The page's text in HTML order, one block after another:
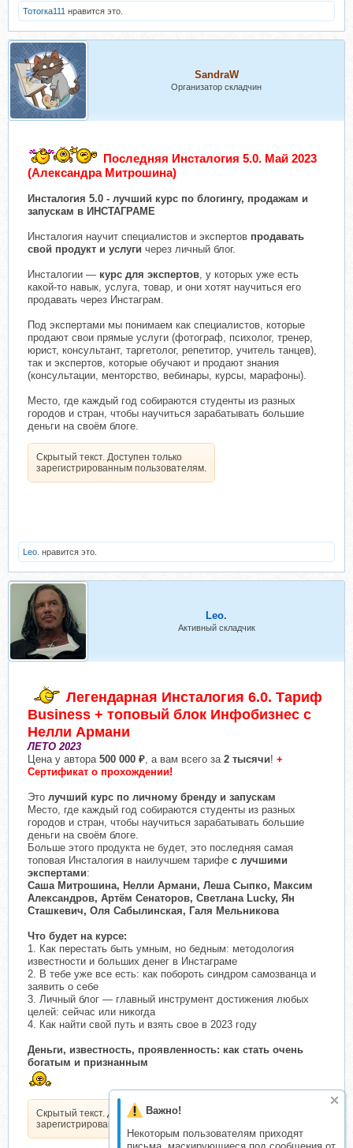
Важно!
Некоторым пользователям приходят
Тотогка111 нравится это.
SandraW
Организатор складчин
Последняя Инсталогия 5.0. Май 2023
(Александра Митрошина)
Инсталогия 5.0 - лучший курс по блогингу, продажам и
запускам в ИНСТАГРАМЕ
Инсталогия научит специалистов и экспертов продавать
свой продукт и услуги через личный блог.
Инсталогии — курс для экспертов, у которых уже есть
какой-то навык, услуга, товар, и они хотят научиться его
продавать через Инстаграм.
Под экспертами мы понимаем как специалистов, которые
продают свои прямые услуги (фотограф, психолог, тренер,
юрист, консультант, таргетолог, репетитор, учитель танцев),
так и экспертов, которые обучают и продают знания
(консультации, менторство, вебинары, курсы, марафоны).
Место, где каждый год собираются студенты из разных
городов и стран, чтобы научиться зарабатывать большие
деньги на своём блоге.
Скрытый текст. Доступен только
зарегистрированным пользователям.
Leo. нравится это.
Leo.
Активный складчик
Легендарная Инсталогия 6.0. Тариф
Business + топовый блок Инфобизнес с
Нелли Армани
ЛЕТО 2023
Цена у автора 500 000 ₽, а вам всего за 2 тысячи! +
Сертификат о прохождении!
Это лучший курс по личному бренду и запускам
Место, где каждый год собираются студенты из разных
городов и стран, чтобы научиться зарабатывать большие
деньги на своём блоге.
Больше этого продукта не будет, это последняя самая
топовая Инсталогия в наилучшем тарифе с лучшими
экспертами:
Саша Митрошина, Нелли Армани, Леша Сыпко, Максим
Александров, Артём Сенаторов, Светлана Lucky, Ян
Сташкевич, Оля Сабылинская, Галя Мельникова
Что будет на курсе:
1. Как перестать быть умным, но бедным: методология
известности и больших денег в Инстаграме
2. В тебе уже все есть: как побороть синдром самозванца и
заявить о себе
3. Личный блог — главный инструмент достижения любых
целей: сейчас или никогда
4. Как найти свой путь и взять свое в 2023 году
Деньги, известность, проявленность: как стать очень
богатым и признанным
Скрытый текст. Доступен только
зарегистрированным пользователям.